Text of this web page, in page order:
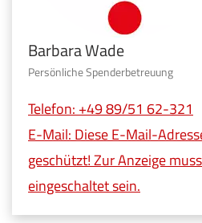
Barbara Wade
Persönliche Spenderbetreuung
Telefon: +49 89/51 62-321
E-Mail: Diese E-Mail-
geschützt! Zur Anzeige
eingeschaltet sein.